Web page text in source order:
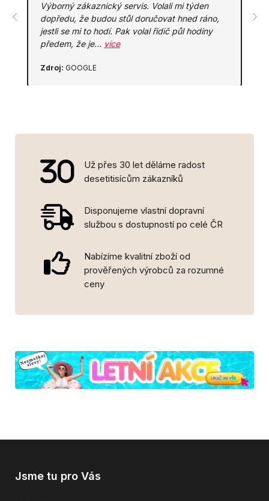
Výborný zákaznický servis. Volali mi týden
dopředu, že budou stůl doručovat hned ráno,
jestli se mi to hodí. Pak volal řidič půl hodiny
předem, že je… více
Zdroj: GOOGLE
Už přes 30 let děláme radost
desetitisícům zákazníků
Disponujeme vlastní dopravní
službou s dostupností po celé ČR
Nabízíme kvalitní zboží od
prověřených výrobců za rozumné
ceny
Jsme tu pro Vás